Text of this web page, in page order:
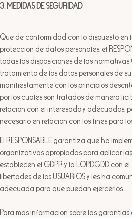
3. MEDIDAS DE SEGURIDAD
Que de conformidad con lo dispuesto en
protección de datos personales, el
todas las disposiciones de las normativas
tratamiento de los datos personales de
manifiestamente con los principios
por los cuales son tratados de manera
relación con el interesado y adecuados,
necesario en relación con los fines para
El RESPONSABLE garantiza que ha
organizativas apropiadas para aplicar
establecen el GDPR y la LOPDGDD con
libertades de los USUARIOS y les ha
adecuada para que puedan ejercerlos.
Para más información sobre las